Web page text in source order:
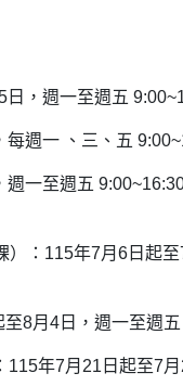
，週一至週五
週一 、三、五
一至週五
：115年7月6日起
8月4日，週一至週五
年7月21日起至7